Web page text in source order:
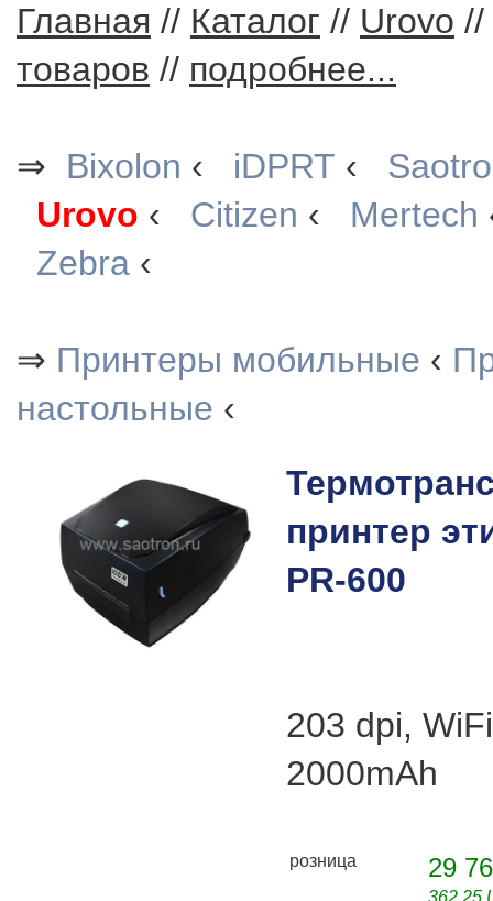
Главная // Каталог // Urovo //
товаров // подробнее...
⇒ Bixolon ‹ iDPRT ‹
Urovo ‹ Citizen ‹ Mertech
Zebra ‹
⇒ Принтеры мобильные ‹
настольные ‹
принтер
PR-600
203 dpi,
2000mAh
розница 29